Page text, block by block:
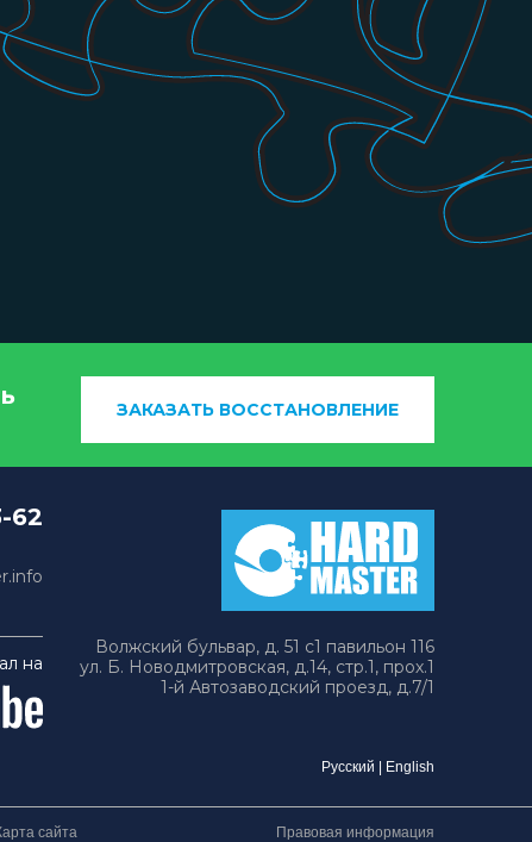
ЗАКАЗАТЬ ВОССТАНОВЛЕНИЕ
62
на
Волжский бульвар, д. 51 с1 павильон 116
ул. Б. Новодмитровская, д.14, стр.1, прох.1
1-й Автозаводский проезд, д.7/1
Русский English
сайта Правовая информация